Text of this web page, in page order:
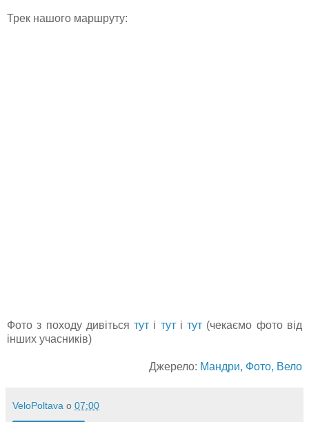
Трек нашого маршруту:
Фото з походу дивітьсятут і тутітут (чекаємо фото від
інших учасників)
Джерело: Мандри, Фото, Вело
VeloPoltava о 07:00